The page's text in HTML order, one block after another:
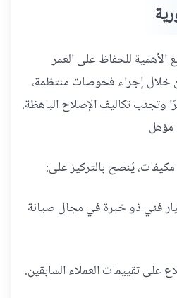
الأهمية للحفاظ على العمر
خلال إجراء فحوصات منتظمة،
وتجنب تكاليف الإصلاح الباهظة.
مؤهل
يُنصح بالتركيز على:
فني ذو خبرة في مجال صيانة
على تقييمات العملاء السابقين.